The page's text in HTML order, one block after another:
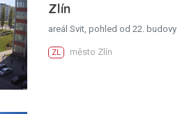
Zlín
areál Svit, pohled od 22. budovy
ZL město Zlín